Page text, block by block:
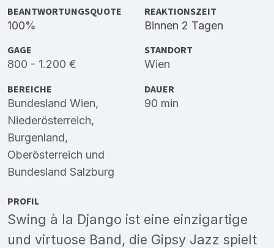
BEANTWORTUNGSQUOTE
100%
REAKTIONSZEIT
Binnen 2 Tagen
GAGE
800 - 1.200 €
STANDORT
Wien
BEREICHE
Bundesland Wien,
Niederösterreich,
Burgenland,
Oberösterreich und
Bundesland Salzburg
DAUER
90 min
PROFIL
Swing à la Django ist eine einzigartige
und virtuose Band, die Gipsy Jazz spielt